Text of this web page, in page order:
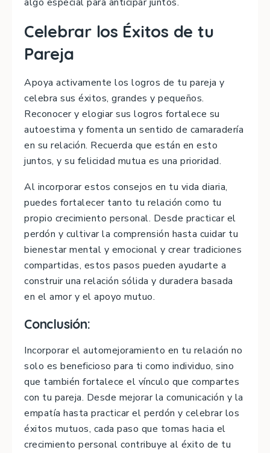
Celebrar los Éxitos de tu
Pareja
Apoya activamente los logros de tu pareja y
celebra sus éxitos, grandes y pequeños.
Reconocer y elogiar sus logros fortalece su
autoestima y fomenta un sentido de camaradería
en su relación. Recuerda que están en esto
juntos, y su felicidad mutua es una prioridad.
Al incorporar estos consejos en tu vida diaria,
puedes fortalecer tanto tu relación como tu
propio crecimiento personal. Desde practicar el
perdón y cultivar la comprensión hasta cuidar tu
bienestar mental y emocional y crear tradiciones
compartidas, estos pasos pueden ayudarte a
construir una relación sólida y duradera basada
en el amor y el apoyo mutuo.
Conclusión:
Incorporar el automejoramiento en tu relación no
solo es beneficioso para ti como individuo, sino
que también fortalece el vínculo que compartes
con tu pareja. Desde mejorar la comunicación y la
empatía hasta practicar el perdón y celebrar los
éxitos mutuos, cada paso que tomas hacia el
crecimiento personal contribuye al éxito de tu